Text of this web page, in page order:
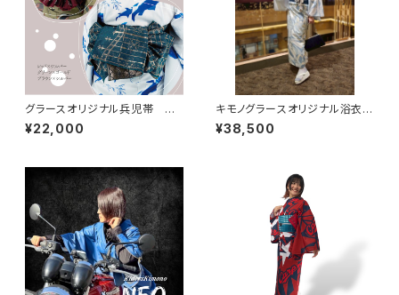
グラースオリジナル兵児帯 ア
イアンフェンス レッド×シルバ
ー ポリエステル100％
¥22,000
キモノグラースオリジナル浴衣
単衣着物 La richesse マー
ブル ホリゾンブルー ポリエス
¥38,500